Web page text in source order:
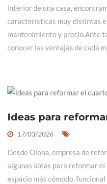
interior de una casa,
características muy distintas
mantenimiento y precio.Ante
conocer las ventajas de cada
Ideas para
17/03/2026
Desde Olona, empresa de
algunas ideas para reformar
espacio más cómodo,